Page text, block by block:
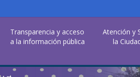
Transparencia y acceso
a la información pública
Atención y
la